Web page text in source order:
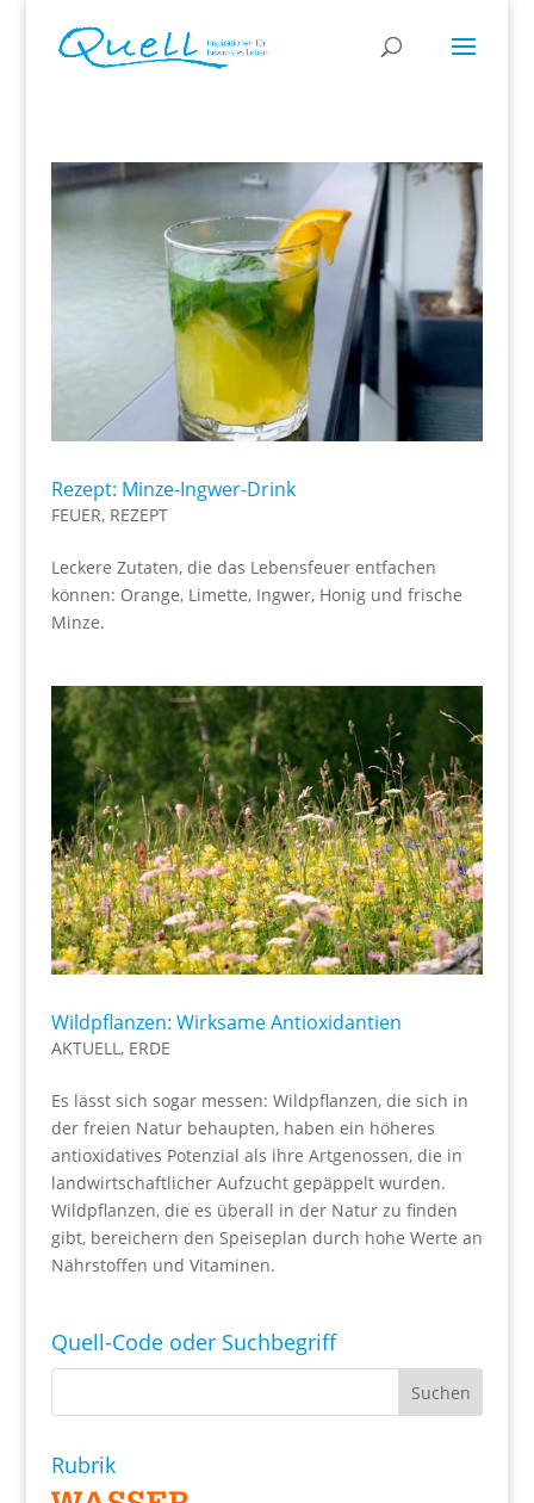
Rezept: Minze-Ingwer-Drink
FEUER, REZEPT
Leckere Zutaten, die das Lebensfeuer entfachen
können: Orange, Limette, Ingwer, Honig und frische
Minze.
Wildpflanzen: Wirksame Antioxidantien
AKTUELL, ERDE
Es lässt sich sogar messen: Wildpflanzen, die sich in
der freien Natur behaupten, haben ein höheres
antioxidatives Potenzial als ihre Artgenossen, die in
landwirtschaftlicher Aufzucht gepäppelt wurden.
Wildpflanzen, die es überall in der Natur zu finden
gibt, bereichern den Speiseplan durch hohe Werte an
Nährstoffen und Vitaminen.
Quell-Code oder Suchbegriff
Rubrik